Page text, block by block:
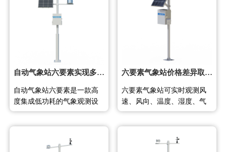
射等多种气象传感器集成到
单一设备内的自动气象观测
领域。 气象监测设备是用于
气象预报、气象监测等气象
自动气象站六要素实现多参数同步精准监测
自动气象站六要素是一款高
度集成低功耗的气象观测设
备，由气象传感器、采集
可监测温度、气压、湿度、
六要素气象站价格差异取决于传感器原理和配置需求
六要素气象站可实时观测风
速、风向、温度、湿度、气
压、光学雨量六类气象要
感器类型、测量精度、数据